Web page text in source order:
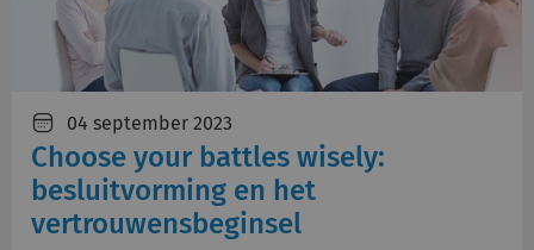
04 september 2023
Choose your battles wisely:
besluitvorming en het
vertrouwensbeginsel